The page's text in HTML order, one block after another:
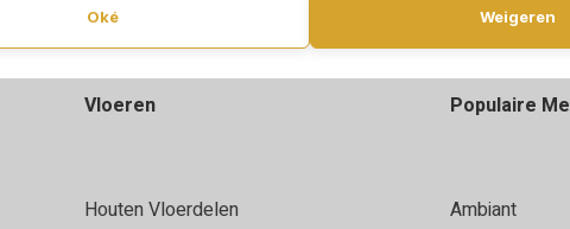
Oké Weigeren
Vloeren
Houten Vloerdelen
Populaire
Ambiant